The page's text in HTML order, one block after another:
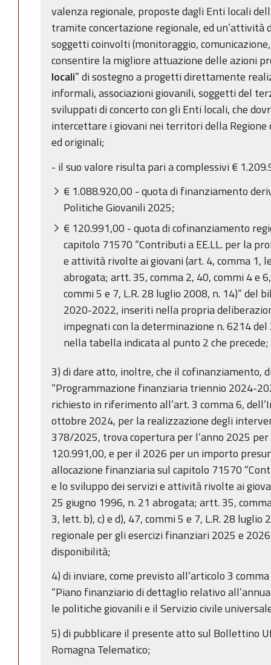
valenza regionale, proposte dagli Enti locali
tramite concertazione regionale, ed un’attività
soggetti coinvolti (monitoraggio,
consentire la migliore attuazione delle azioni
locali” di sostegno a progetti direttamente
informali, associazioni giovanili, soggetti del
sviluppati di concerto con gli Enti locali, che
intercettare i giovani nei territori della
ed originali;
- il suo valore risulta pari a complessivi €
€ 1.088.920,00 - quota di finanziamento
Politiche Giovanili 2025;
€ 120.991,00 - quota di cofinanziamento
capitolo 71570 “Contributi a EE.LL. per la
e attività rivolte ai giovani (art. 4, comma 1,
abrogata; artt. 35, comma 2, 40, commi 4 e
commi 5 e 7, L.R. 28 luglio 2008, n. 14)” del
2020-2022, inseriti nella propria
impegnati con la determinazione n. 6214
nella tabella indicata al punto 2 che precede;
3) di dare atto, inoltre, che il cofinanziamento,
“Programmazione finanziaria triennio 2024-
richiesto in riferimento all’art. 3 comma 6,
ottobre 2024, per la realizzazione degli
378/2025, trova copertura per l’anno 2025
120.991,00, e per il 2026 per un importo
allocazione finanziaria sul capitolo 71570
e lo sviluppo dei servizi e attività rivolte ai
25 giugno 1996, n. 21 abrogata; artt. 35,
3, lett. b), c) e d), 47, commi 5 e 7, L.R. 28 luglio
regionale per gli esercizi finanziari 2025 e
disponibilità;
4) di inviare, come previsto all’articolo 3
“Piano finanziario di dettaglio relativo
le politiche giovanili e il Servizio civile
5) di pubblicare il presente atto sul Bollettino
Romagna Telematico;